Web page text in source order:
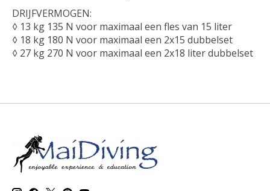
DRIJFVERMOGEN:
◊ 13 kg 135 N voor maximaal een fles van 15 liter
◊ 18 kg 180 N voor maximaal een 2x15 dubbelset
◊ 27 kg 270 N voor maximaal een 2x18 liter dubbelset